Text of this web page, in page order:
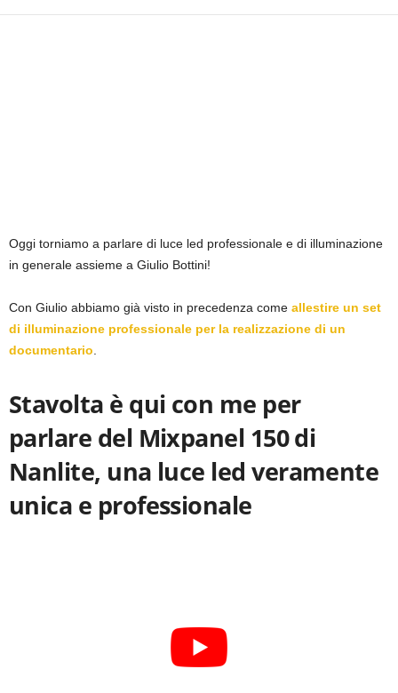
Oggi torniamo a parlare di luce led professionale e di illuminazione
in generale assieme a Giulio Bottini!
Con Giulio abbiamo già visto in precedenza come allestire un set
di illuminazione professionale per la realizzazione di un
documentario
Stavolta è qui con me per
parlare del Mixpanel 150 di
Nanlite, una luce led veramente
unica e professionale